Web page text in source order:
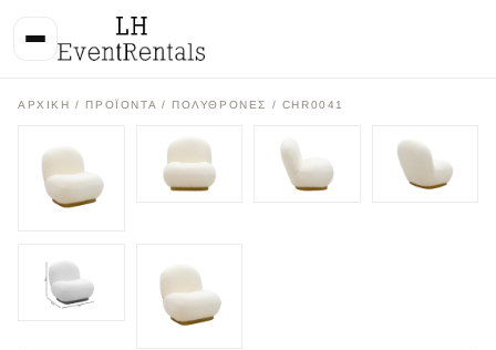
ΑΡΧΙΚΉ / ΠΡΟΪΌΝΤΑ / ΠΟΛΥΘΡΟΝΕΣ / CHR0041